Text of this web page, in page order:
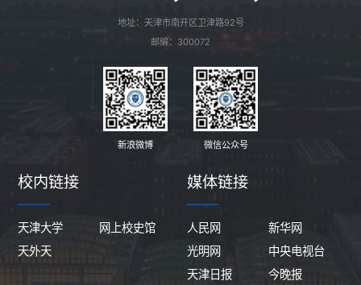
地址：天津市南开区卫津路92号
邮编：300072
新浪微博 微信公众号
校内链接
天津大学
网上校史馆
天外天
媒体链接
人民网
新华网
光明网
中央电视台
天津日报
今晚报